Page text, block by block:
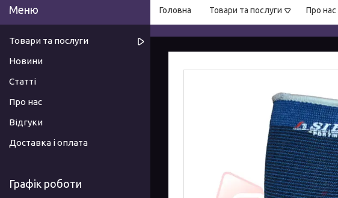
Головна Товари та послуги Про нас
Товари та послуги
Новини
Статті
Про нас
Відгуки
Доставка і оплата
Графік роботи